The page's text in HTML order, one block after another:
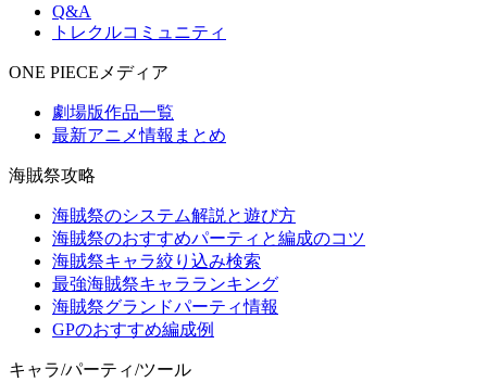
Q&A
トレクルコミュニティ
ONE PIECEメディア
劇場版作品一覧
最新アニメ情報まとめ
海賊祭攻略
海賊祭のシステム解説と遊び方
海賊祭のおすすめパーティと編成のコツ
海賊祭キャラ絞り込み検索
最強海賊祭キャラランキング
海賊祭グランドパーティ情報
GPのおすすめ編成例
キャラ/パーティ/ツール